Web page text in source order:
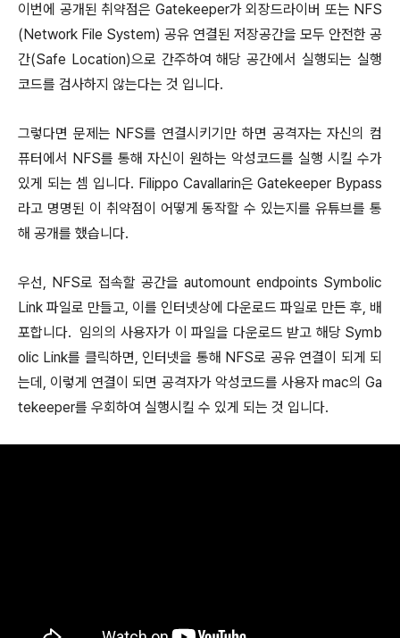
이번에 공개된 취약점은 Gatekeeper가 외장드라이버 또는 NFS
(Network File System) 공유 연결된 저장공간을 모두 안전한 공
간(Safe Location)으로 간주하여 해당 공간에서 실행되는 실행
코드를 검사하지 않는다는 것 입니다.
그렇다면 문제는 NFS를 연결시키기만 하면 공격자는 자신의 컴
퓨터에서 NFS를 통해 자신이 원하는 악성코드를 실행 시킬 수가
있게 되는 셈 입니다. Filippo Cavallarin은 Gatekeeper Bypass
라고 명명된 이 취약점이 어떻게 동작할 수 있는지를 유튜브를 통
해 공개를 했습니다.
우선, NFS로 접속할 공간을 automount endpoints Symbolic
Link 파일로 만들고, 이를 인터넷상에 다운로드 파일로 만든 후, 배
포합니다. 임의의 사용자가 이 파일을 다운로드 받고 해당 Symb
olic Link를 클릭하면, 인터넷을 통해 NFS로 공유 연결이 되게 되
는데, 이렇게 연결이 되면 공격자가 악성코드를 사용자 mac의 Ga
tekeeper를 우회하여 실행시킬 수 있게 되는 것 입니다.